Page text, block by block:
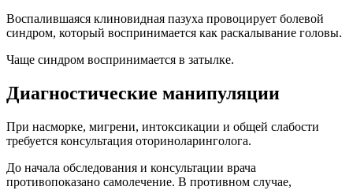
Воспалившаяся клиновидная пазуха провоцирует болевой
синдром, который воспринимается как раскалывание головы.
Чаще синдром воспринимается в затылке.
Диагностические манипуляции
При насморке, мигрени, интоксикации и общей слабости
требуется консультация оториноларинголога.
До начала обследования и консультации врача
противопоказано самолечение. В противном случае,